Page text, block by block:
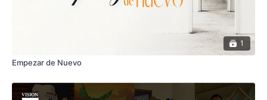
1
Empezar de Nuevo